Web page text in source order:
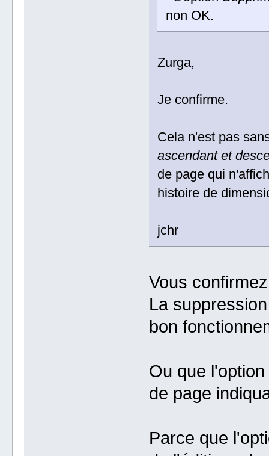
non OK.
Zurga,
Je confirme.
Cela n'est pas
ascendant et
de page qui
histoire de
jchr
Vous
La
bon
Ou que
de page
Parce que